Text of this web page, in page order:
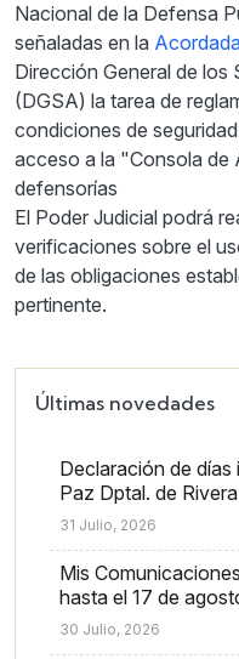
Nacional de la Defensa
señaladas en la
Dirección General de los
(DGSA) la tarea de
condiciones de
acceso a la "Consola de
defensorías
El Poder Judicial podrá
verificaciones sobre el
de las obligaciones
pertinente.
Últimas novedades
Declaración de días
Paz Dptal. de
31 Julio, 2026
Mis
hasta el 17 de
30 Julio, 2026